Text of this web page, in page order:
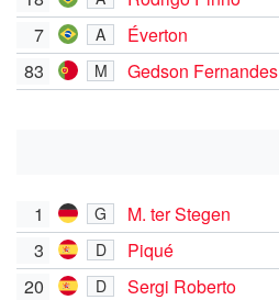
7
A
Éverton
83
M Gedson Fernandes
1 G
M. ter Stegen
3
D Piqué
20 D Sergi Roberto